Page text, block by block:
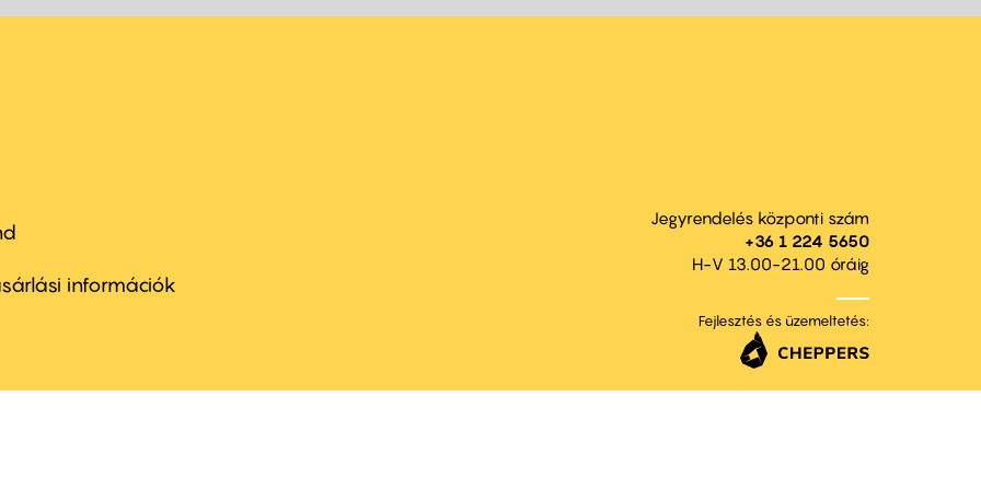
információk
Jegyrendelés központi szám
+36 1 224 5650
H-V 13.00-21.00 óráig
Fejlesztés és üzemeltetés: